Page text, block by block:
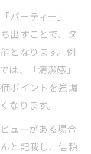
た料金プラ
かる集客傾
戦略に与える
ペース差別化
パーティー」
出すことで、タ
となります。例
は、「清潔感」
ポイントを強調
なります。
ューがある場合
と記載し、信頼